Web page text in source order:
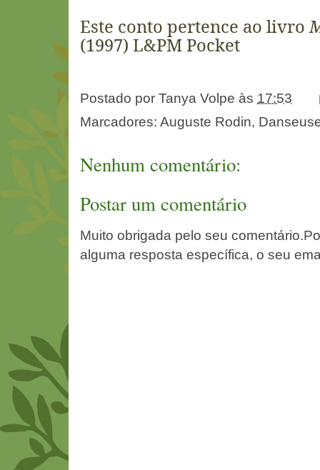
Este conto pertence ao livro
(1997) L&PM Pocket
Postado por Tanya Volpe às 17:53
Marcadores: Auguste Rodin,
Nenhum comentário:
Postar um comentário
Muito obrigada pelo seu
alguma resposta específica, o seu